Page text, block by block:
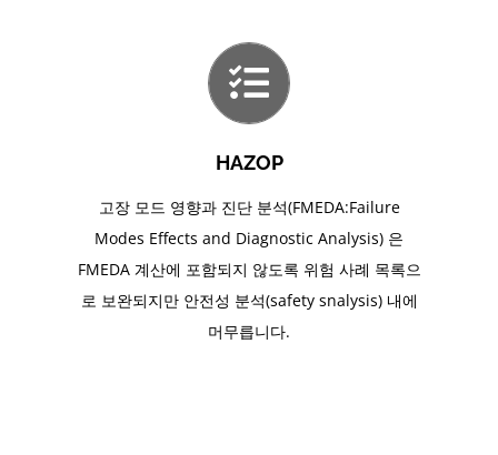
HAZOP
고장 모드 영향과 진단 분석(FMEDA:Failure
Modes Effects and Diagnostic Analysis) 은
FMEDA 계산에 포함되지 않도록 위험 사례 목록으
로 보완되지만 안전성 분석(safety snalysis) 내에
머무릅니다.